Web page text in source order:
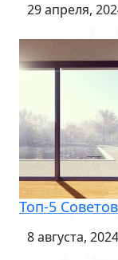
29 апреля,
Топ-5
8 августа, 2024